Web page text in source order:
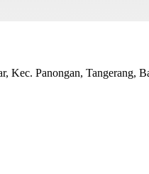
Kec. Panongan, Tangerang,